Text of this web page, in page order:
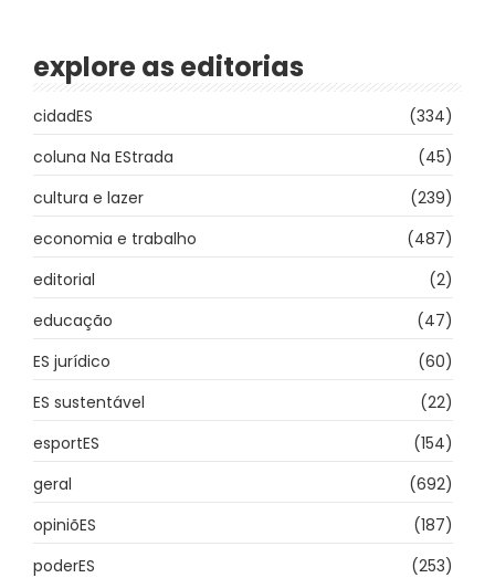
explore as editorias
cidadES
(334)
coluna Na EStrada
(45)
cultura e lazer
(239)
economia e trabalho
(487)
editorial
(2)
educação
(47)
ES jurídico
(60)
ES sustentável
(22)
esportES
(154)
geral
(692)
opiniõES
(187)
poderES
(253)